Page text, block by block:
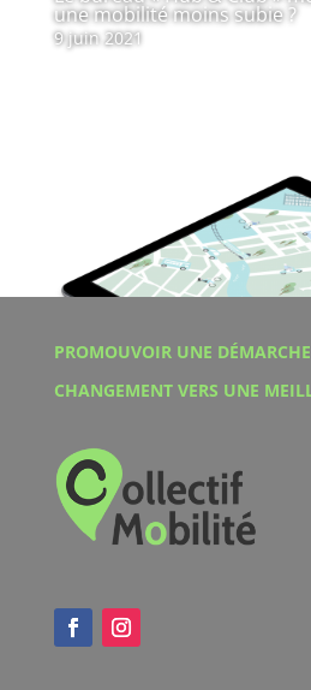
une mobilité moins subie ?
9 juin 2021
PROMOUVOIR UNE
CHANGEMENT VERS UNE